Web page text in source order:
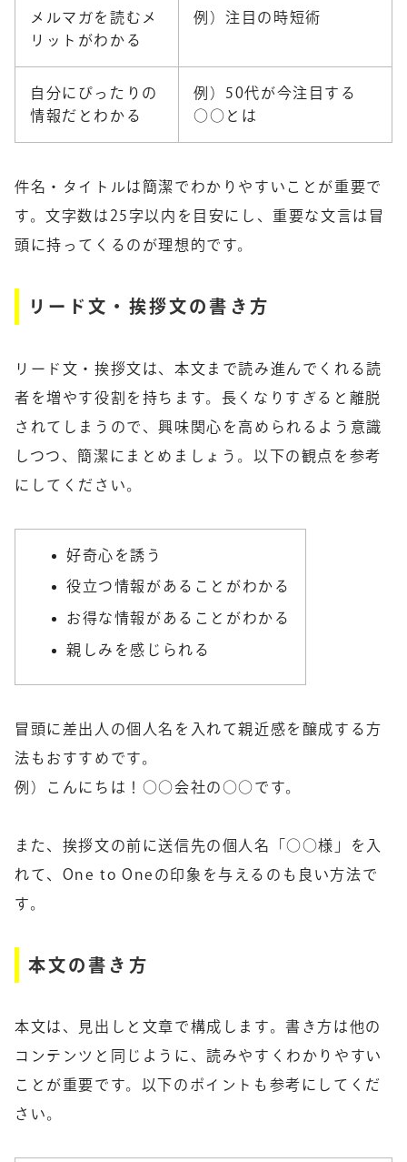
メルマガを読むメ
リットがわかる
例）注目の時短術
自分にぴったりの
情報だとわかる
例）50代が今注目する
○○とは
件名・タイトルは簡潔でわかりやすいことが重要で
す。文字数は25字以内を目安にし、重要な文言は冒
頭に持ってくるのが理想的です。
リード文・挨拶文の書き方
リード文・挨拶文は、本文まで読み進んでくれる読
者を増やす役割を持ちます。長くなりすぎると離脱
されてしまうので、興味関心を高められるよう意識
しつつ、簡潔にまとめましょう。以下の観点を参考
にしてください。
好奇心を誘う
役立つ情報があることがわかる
お得な情報があることがわかる
親しみを感じられる
冒頭に差出人の個人名を入れて親近感を醸成する方
法もおすすめです。
例）こんにちは！○○会社の○○です。
また、挨拶文の前に送信先の個人名「○○様」を入
れて、One to Oneの印象を与えるのも良い方法で
す。
本文の書き方
本文は、見出しと文章で構成します。書き方は他の
コンテンツと同じように、読みやすくわかりやすい
ことが重要です。以下のポイントも参考にしてくだ
さい。